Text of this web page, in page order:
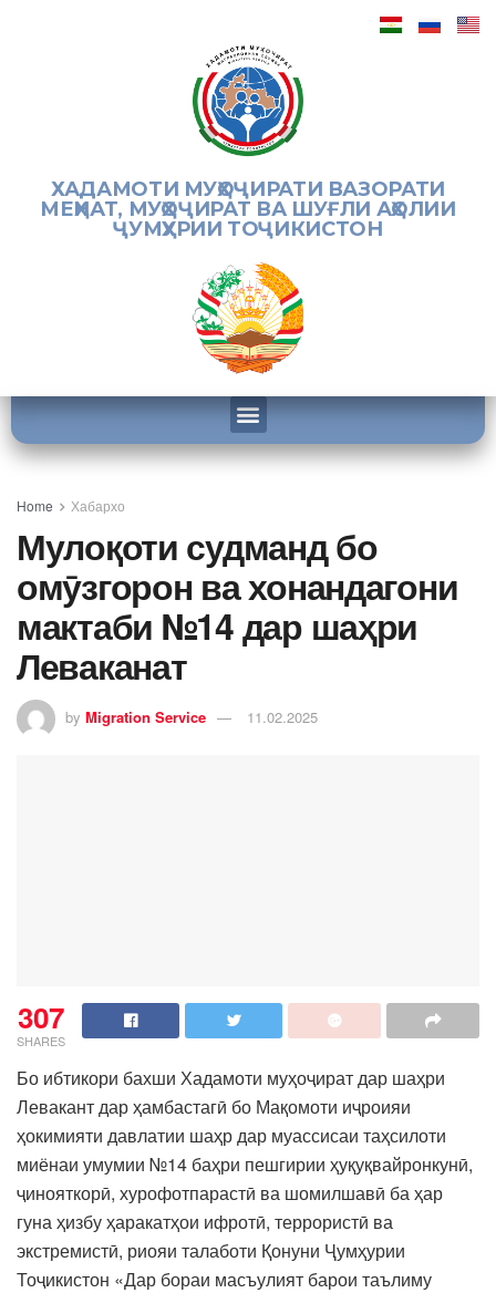
ХАДАМОТИ МУҲОҶИРАТИ ВАЗОРАТИ
МЕҲНАТ, МУҲОҶИРАТ ВА ШУҒЛИ АҲОЛИИ
ҶУМҲУРИИ ТОҶИКИСТОН
Home Хабархо
Мулоқоти судманд бо
омӯзгорон ва хонандагони
мактаби №14 дар шаҳри
Леваканат
by Migration Service 11.02.2025
307
SHARES
Бо ибтикори бахши Хадамоти муҳоҷират дар шаҳри
Левакант дар ҳамбастагӣ бо Мақомоти иҷроияи
ҳокимияти давлатии шаҳр дар муассисаи таҳсилоти
миёнаи умумии №14 баҳри пешгирии ҳуқуқвайронкунӣ,
ҷинояткорӣ, хурофотпарастӣ ва шомилшавӣ ба ҳар
гуна ҳизбу ҳаракатҳои ифротӣ, террористӣ ва
экстремистӣ, риояи талаботи Қонуни Ҷумҳурии
Тоҷикистон «Дар бораи масъулият барои таълиму